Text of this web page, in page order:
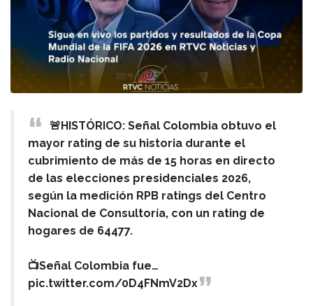
🚨HISTÓRICO: Señal Colombia obtuvo el
mayor rating de su historia durante el
cubrimiento de más de 15 horas en directo
de las elecciones presidenciales 2026,
según la medición RPB ratings del Centro
Nacional de Consultoría, con un rating de
hogares de 64477.
📺Señal Colombia fue…
pic.twitter.com/0D4FNmV2Dx